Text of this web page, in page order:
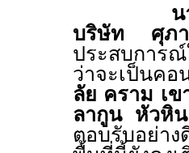
นายไตร
บริษัท ศุภ
ประสบการ
ว่าจะเป็นคอ
ลัย คราม เข
ลากูน หัวหิน
ตอบรับอย่า